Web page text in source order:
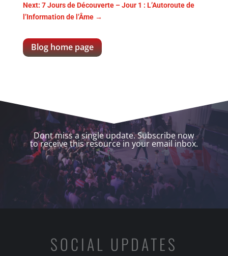
Next: 7 Jours de Découverte – Jour 1 : L’Autoroute de
l’Information de l’Âme→
Blog home page
Dont miss a single update. Subscribe now
to receive this resource in your email inbox.
SOCIAL UPDATES